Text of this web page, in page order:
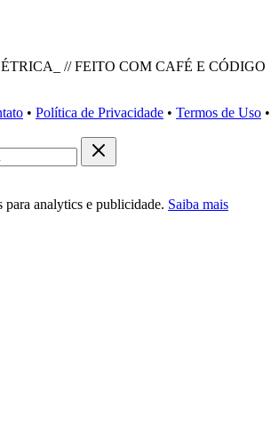
// FEITO COM CAFÉ E CÓDIGO
• Política de Privacidade • Termos de Uso •
para analytics e publicidade. Saiba mais